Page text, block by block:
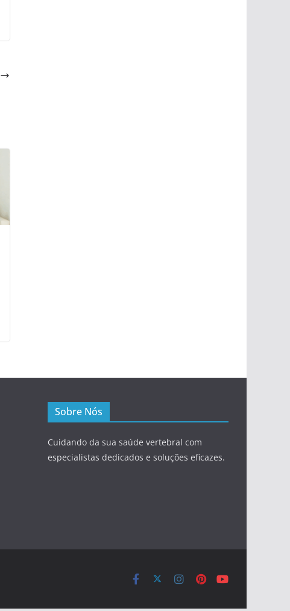
Sobre Nós
Cuidando da sua saúde vertebral com
especialistas dedicados e soluções eficazes.